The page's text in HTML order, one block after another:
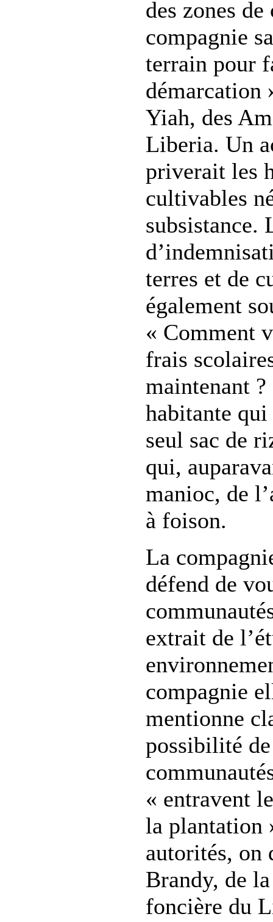
des zones
compagnie
terrain pour
démarcation
Yiah, des
Liberia. Un
priverait les
cultivables
subsistance.
terres et de
également
« Comment
frais
maintenant ?
habitante qui
seul sac de
qui,
manioc, de
à foison.
La
défend de
extrait de
compagnie
mentionne
possibilité
« entravent
la plantation
autorités, on
Brandy, de
foncière du